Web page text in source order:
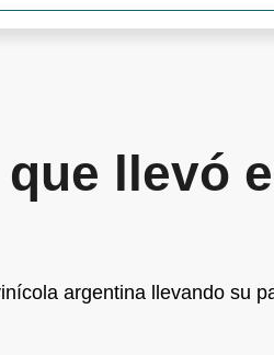
llevó
argentina llevando su